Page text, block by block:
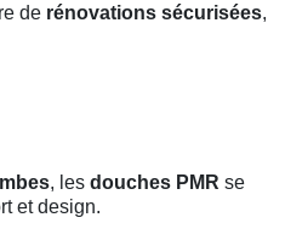
de rénovations sécurisées,
, les douches PMR se
et design.